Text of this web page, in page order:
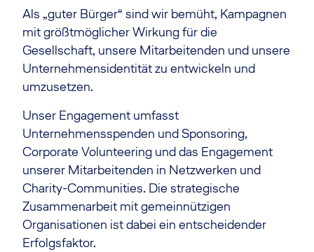
Als „guter Bürger“ sind wir bemüht, Kampagnen
mit größtmöglicher Wirkung für die
Gesellschaft, unsere Mitarbeitenden und unsere
Unternehmensidentität zu entwickeln und
umzusetzen.
Unser Engagement umfasst
Unternehmensspenden und Sponsoring,
Corporate Volunteering und das Engagement
unserer Mitarbeitenden in Netzwerken und
Charity-Communities. Die strategische
Zusammenarbeit mit gemeinnützigen
Organisationen ist dabei ein entscheidender
Erfolgsfaktor.